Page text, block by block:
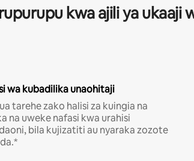
kwa ajili ya ukaaji
wa kubadilika unaohitaji
tarehe zako halisi za kuingia na
na uweke nafasi kwa urahisi
bila kujizatiti au nyaraka zozote